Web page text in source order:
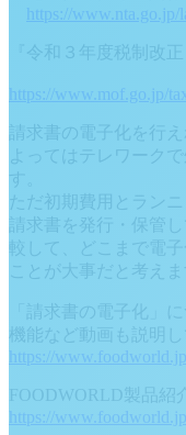
https://
『令和３年度税制改
https://www.mof.go.jp/
請求書の電子化を行
よってはテレワーク
す。
ただ初期費用とラン
請求書を発行・保管
較して、どこまで電
ことが大事だと考えま
「請求書の電子化」
機能など動画も説明
https://
FOODWORLD製品紹
https://